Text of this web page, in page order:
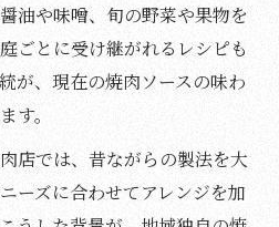
油や味噌、旬の野菜や果物を
ごとに受け継がれるレシピも
が、現在の焼肉ソースの味わ
す。
店では、昔ながらの製法を大
ーズに合わせてアレンジを加